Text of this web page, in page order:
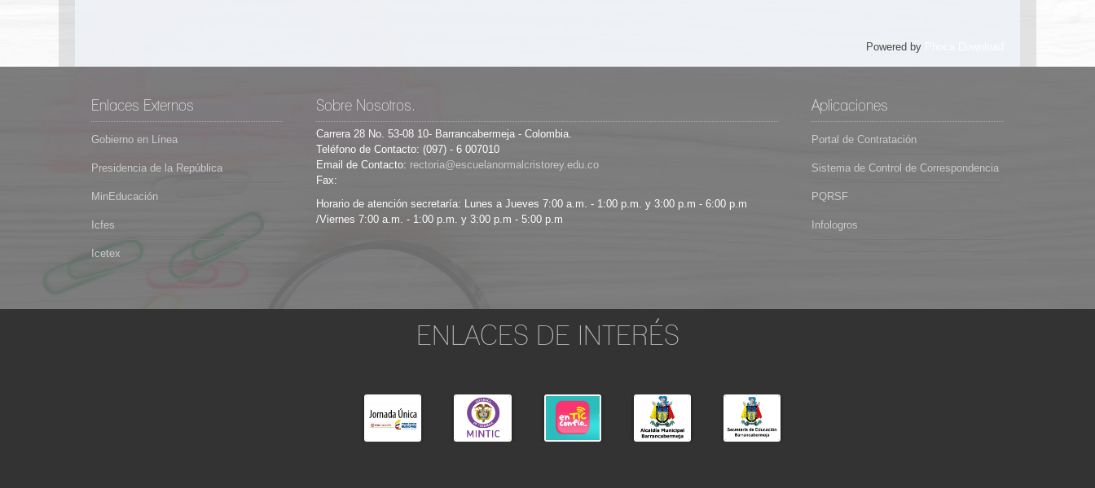
Powered by
Enlaces Externos
Gobierno en Línea
Presidencia de la República
MinEducación
Icfes
Icetex
Sobre Nosotros.
Carrera 28 No. 53-08 10- Barrancabermeja - Colombia.
Teléfono de Contacto: (097) - 6 007010
Email de Contacto:
Fax:
Horario de atención secretaría: Lunes a Jueves 7:00 a.m. - 1:00 p.m. y 3:00 p.m - 6:00 p.m
/Viernes 7:00 a.m. - 1:00 p.m. y 3:00 p.m - 5:00 p.m
Aplicaciones
Portal de Contratación
Sistema de Control de Correspondencia
PQRSF
Infologros
ENLACES DE INTERÉS